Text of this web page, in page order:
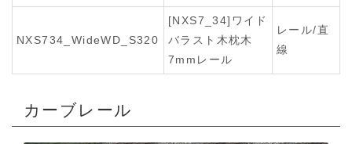
NXS734_WideWD_S320
[NXS7_34]ワイド
バラスト木枕木
7mmレール
レール/直
線
カーブレール